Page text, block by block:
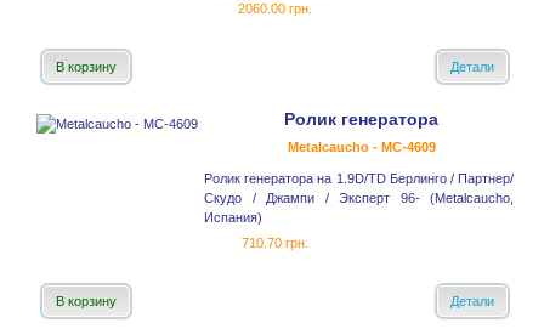
2060.00 грн.
В корзину Детали
Ролик генератора
Metalcaucho - MC-4609
Ролик генератора на 1.9D/TD Берлинго / Партнер/
Скудо / Джампи / Эксперт 96- (Metalcaucho,
Испания)
710.70 грн.
В корзину Детали